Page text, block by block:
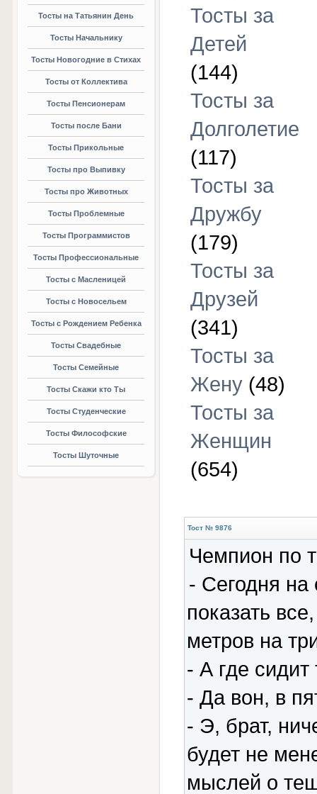
Тосты на Татьянин День
Тосты Начальнику
Тосты Новогодние в Стихах
Тосты от Коллектива
Тосты Пенсионерам
Тосты после Бани
Тосты Прикольные
Тосты про Выпивку
Тосты про Животных
Тосты Проблемные
Тосты Программистов
Тосты Профессиональные
Тосты с Масленицей
Тосты с Новосельем
Тосты с Рождением Ребенка
Тосты Свадебные
Тосты Семейные
Тосты Скажи кто Ты
Тосты Студенческие
Тосты Философские
Тосты Шуточные
Тосты за
Детей
(144)
Тосты за
Долголетие
(117)
Тосты за
Дружбу
(179)
Тосты за
Друзей
(341)
Тосты за
Жену (48)
Тосты за
Женщин
(654)
Тост № 9876
Чемпион по
- Сегодня на
показать
метpов на
- А где
- Да вон, в
- Э, бpат,
будет не
мыслей о